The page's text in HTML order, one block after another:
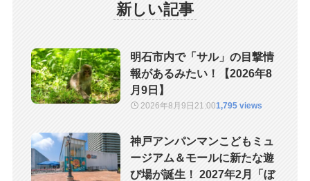
新しい記事
明石市内で「サル」の目撃情
報があるみたい！【2026年8
月9日】
2026年8月9日21:001,795 views
神戸アンパンマンこどもミュ
ージアム＆モールに新たな遊
び場が誕生！ 2027年2月「ぼ